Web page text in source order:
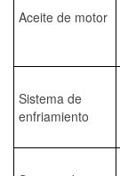
Aceite de motor
Sistema de
enfriamiento